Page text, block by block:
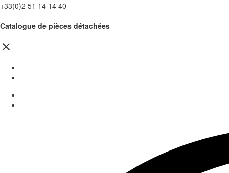
+33(0)2 51 14 14 40
Catalogue de pièces détachées
close